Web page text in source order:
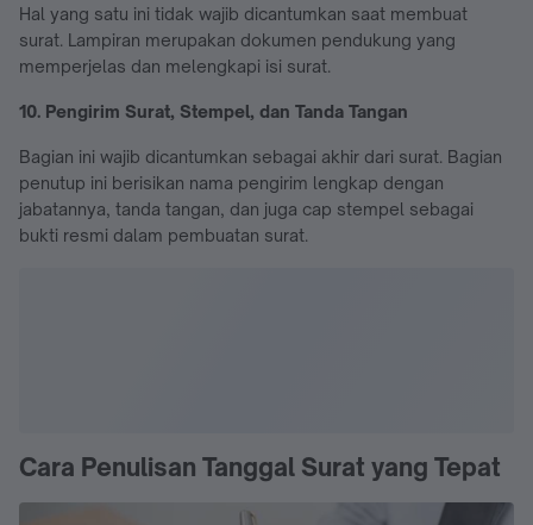
Hal yang satu ini tidak wajib dicantumkan saat membuat
surat. Lampiran merupakan dokumen pendukung yang
memperjelas dan melengkapi isi surat.
10. Pengirim Surat, Stempel, dan Tanda Tangan
Bagian ini wajib dicantumkan sebagai akhir dari surat. Bagian
penutup ini berisikan nama pengirim lengkap dengan
jabatannya, tanda tangan, dan juga cap stempel sebagai
bukti resmi dalam pembuatan surat.
Cara Penulisan Tanggal Surat yang Tepat